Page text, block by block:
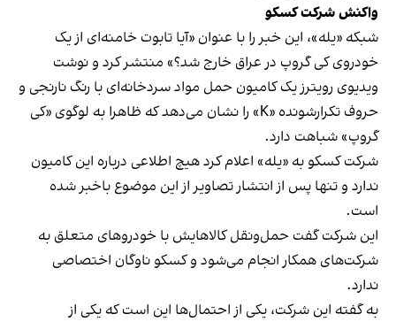
واکنش شرکت کسکو
شبکه «یله»، این خبر را با عنوان «آیا تابوت خامنه‌ای از یک
خودروی کی گروپ در عراق خارج شد؟» منتشر کرد و نوشت
ویدیوی رویترز یک کامیون حمل مواد سردخانه‌ای با رنگ نارنجی و
حروف تکرارشونده «K» را نشان می‌دهد که ظاهرا به لوگوی «کی
گروپ» شباهت دارد.
شرکت کسکو به «یله» اعلام کرد هیچ اطلاعی درباره این کامیون
ندارد و تنها پس از انتشار تصاویر از این موضوع باخبر شده
است.
این شرکت گفت حمل‌ونقل کالاهایش با خودروهای متعلق به
شرکت‌های همکار انجام می‌شود و کسکو ناوگان اختصاصی
ندارد.
به گفته این شرکت، یکی از احتمال‌ها این است که یکی از